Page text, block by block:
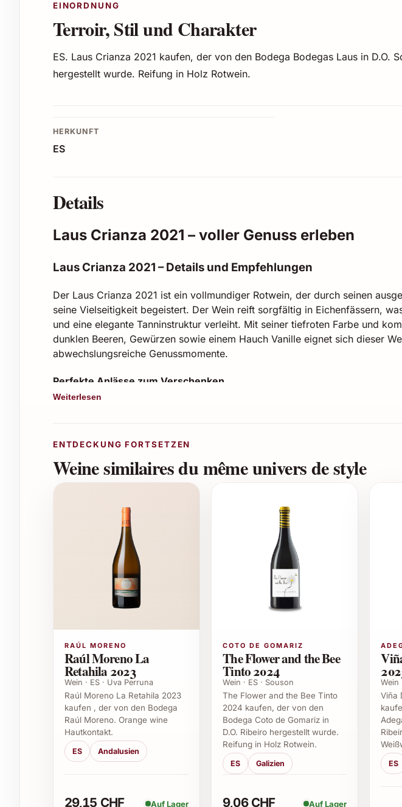
EINORDNUNG
Terroir, Stil und Charakter
ES. Laus Crianza 2021 kaufen, der von den Bodega Bodegas Laus in D.O.
hergestellt wurde. Reifung in Holz Rotwein.
HERKUNFT
ES
Details
Laus Crianza 2021 – voller Genuss erleben
Laus Crianza 2021 – Details und Empfehlungen
Der Laus Crianza 2021 ist ein vollmundiger Rotwein, der durch seinen
seine Vielseitigkeit begeistert. Der Wein reift sorgfältig in Eichenfässern,
und eine elegante Tanninstruktur verleiht. Mit seiner tiefroten Farbe und
dunklen Beeren, Gewürzen sowie einem Hauch Vanille eignet sich dieser
abwechslungsreiche Genussmomente.
Perfekte Anlässe zum Verschenken
Sommerfeste und kulinarische Abende – als Begleiter zu feinen Speisen
Laus Crianza 2021 passt ausgezeichnet zu kräftigen Fleischgerichten wie
aber auch zu würzigen Käsesorten. Er harmoniert wunderbar zu
gemütlichen Grillabend. Seine aromatische Tiefe macht ihn auch ideal für
besondere Rarität für genussvolle Momente zu Hause.
Häufige Fragen zu Laus Crianza 2021
Der Wein basiert hauptsächlich auf Tempranillo, einer klassischen
Struktur und Fruchtigkeit verleiht. Ergänzt wird dies durch kleine Anteile von
für zusätzliche Komplexität.
2. Wie lange reift Laus Crianza 2021 im Fass?
Der Wein verbringt mindestens 12 Monate in sorgfältig ausgewählten
charakteristische Holznote und harmonische Tannine verleiht.
3. Zu welchen Speisen passt Laus Crianza 2021 besonders gut?
Weiterlesen
ENTDECKUNG FORTSETZEN
Weine similaires du même univers de style
RAÚL MORENO
Raúl Moreno La
Retahila 2023
Wein · ES · Uva Perruna
Raúl Moreno La Retahila 2023
kaufen , der von den Bodega
Raúl Moreno. Orange wine
Hautkontakt.
ES Andalusien
29,15 CHF Auf Lager
COTO DE GOMARIZ
The Flower and the Bee
Tinto 2024
Wein · ES · Souson
The Flower and the Bee Tinto
2024 kaufen, der von den
Bodega Coto de Gomariz in
D.O. Ribeiro hergestellt wurde.
Reifung in Holz Rotwein.
ES Galizien
9,06 CHF Auf Lager
Wein
Viña
ES